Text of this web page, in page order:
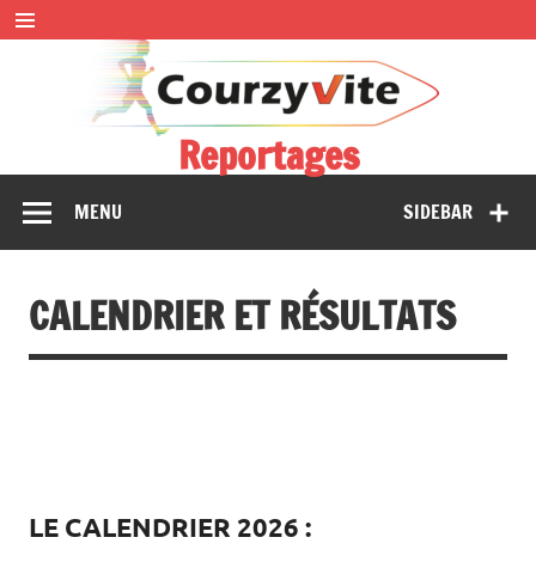
Skip
to
content
Reportages
SIDEBAR
MENU
CALENDRIER ET RÉSULTATS
LE CALENDRIER 2026 :